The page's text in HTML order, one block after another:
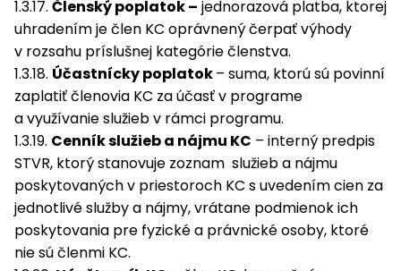
1.3.17. Členský poplatok – jednorazová platba, ktorej
uhradením je člen KC oprávnený čerpať výhody
v rozsahu príslušnej kategórie členstva.
1.3.18. Účastnícky poplatok– suma, ktorú sú povinní
zaplatiť členovia KC za účasť v programe
a využívanie služieb v rámci programu.
1.3.19. Cenník služieb a nájmu KC – interný predpis
STVR, ktorý stanovuje zoznam služieb a nájmu
poskytovaných v priestoroch KC s uvedením cien za
jednotlivé služby a nájmy, vrátane podmienok ich
poskytovania pre fyzické a právnické osoby, ktoré
nie sú členmi KC.